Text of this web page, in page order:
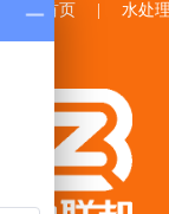
中联邦首页 水处